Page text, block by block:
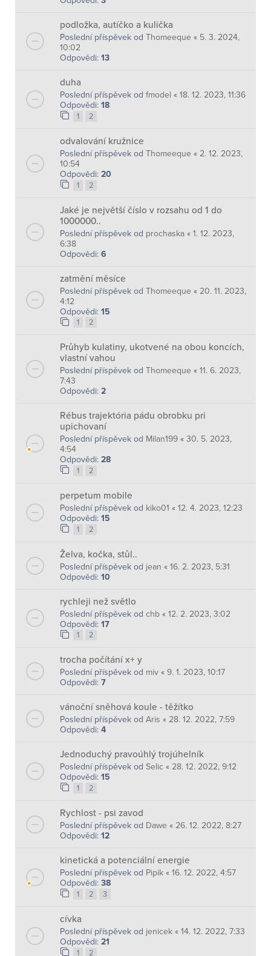
podložka, autíčko a kulička
Poslední příspěvek od Thomeeque « 5. 3. 2024,
10:02
Odpovědi: 13
duha
Poslední příspěvek od fmodel « 18. 12. 2023, 11:36
Odpovědi: 18
1 2
odvalování kružnice
Poslední příspěvek od Thomeeque « 2. 12. 2023,
10:54
Odpovědi: 20
1 2
Jaké je největší číslo v rozsahu od 1 do
1000000..
Poslední příspěvek od prochaska « 1. 12. 2023,
6:38
Odpovědi: 6
zatmění měsíce
Poslední příspěvek od Thomeeque « 20. 11. 2023,
4:12
Odpovědi: 15
1 2
Průhyb kulatiny, ukotvené na obou koncích,
vlastní vahou
Poslední příspěvek od Thomeeque « 11. 6. 2023,
7:43
Odpovědi: 2
Rébus trajektória pádu obrobku pri
upichovaní
Poslední příspěvek od Milan199 « 30. 5. 2023,
4:54
Odpovědi: 28
1 2
perpetum mobile
Poslední příspěvek od kiko01 « 12. 4. 2023, 12:23
Odpovědi: 15
1 2
Želva, kočka, stůl..
Poslední příspěvek od jean « 16. 2. 2023, 5:31
Odpovědi: 10
rychleji než světlo
Poslední příspěvek od chb « 12. 2. 2023, 3:02
Odpovědi: 17
1 2
trocha počítání x+ y
Poslední příspěvek od miv « 9. 1. 2023, 10:17
Odpovědi: 7
vánoční sněhová koule - těžítko
Poslední příspěvek od Aris « 28. 12. 2022, 7:59
Odpovědi: 4
Jednoduchý pravoúhlý trojúhelník
Poslední příspěvek od Selic « 28. 12. 2022, 9:12
Odpovědi: 15
1 2
Rychlost - psi zavod
Poslední příspěvek od Dawe « 26. 12. 2022, 8:27
Odpovědi: 12
kinetická a potenciální energie
Poslední příspěvek od Pipik « 16. 12. 2022, 4:57
Odpovědi: 38
1 2 3
cívka
Poslední příspěvek od jenicek « 14. 12. 2022, 7:33
Odpovědi: 21
1 2